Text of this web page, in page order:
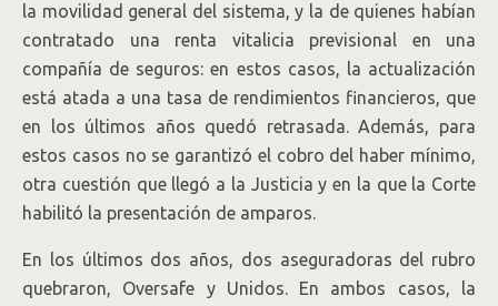
la movilidad general del sistema, y la de quienes habían
contratado una renta vitalicia previsional en una
compañía de seguros: en estos casos, la actualización
está atada a una tasa de rendimientos financieros, que
en los últimos años quedó retrasada. Además, para
estos casos no se garantizó el cobro del haber mínimo,
otra cuestión que llegó a la Justicia y en la que la Corte
habilitó la presentación de amparos.
En los últimos dos años, dos aseguradoras del rubro
quebraron, Oversafe y Unidos. En ambos casos, la